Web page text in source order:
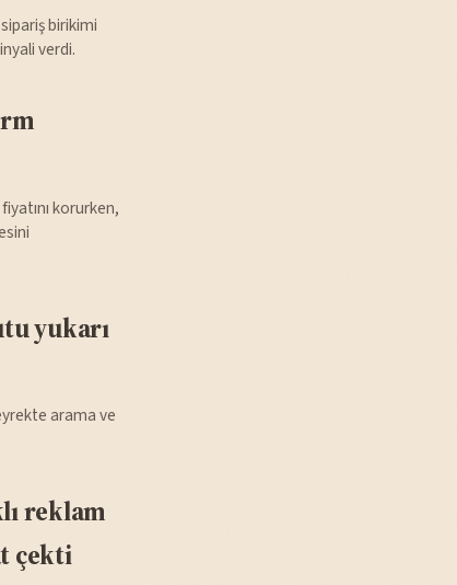
birikimi
verdi.
korurken,
yukarı
arama ve
reklam
çekti